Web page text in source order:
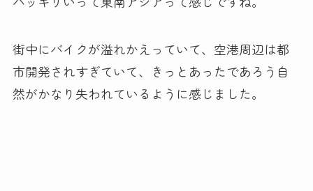
街中にバイクが溢れかえっていて、空港周辺は都
市開発されすぎていて、きっとあったであろう自
然がかなり失われているように感じました。